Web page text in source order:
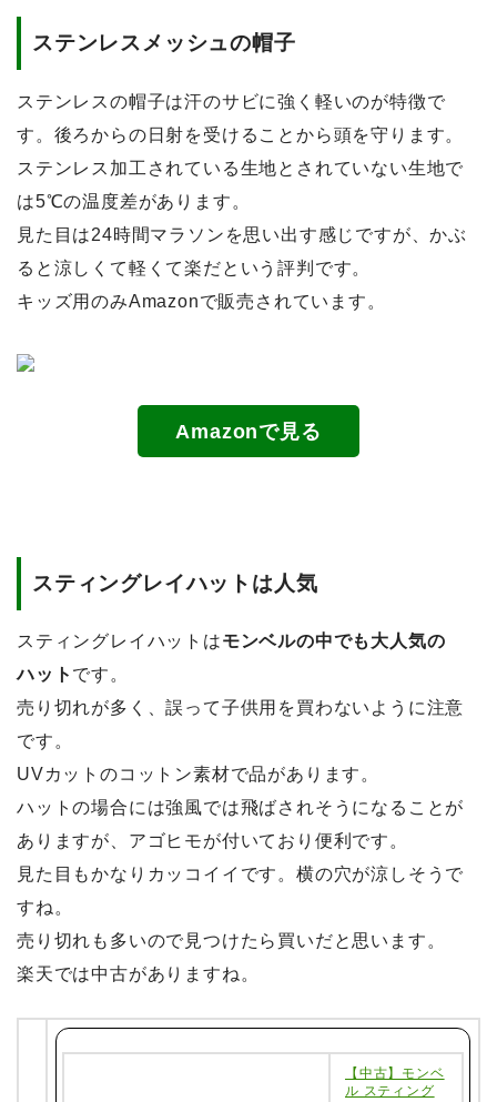
ステンレスメッシュの帽子
ステンレスの帽子は汗のサビに強く軽いのが特徴で
す。後ろからの日射を受けることから頭を守ります。
ステンレス加工されている生地とされていない生地で
は5℃の温度差があります。
見た目は24時間マラソンを思い出す感じですが、かぶ
ると涼しくて軽くて楽だという評判です。
キッズ用のみAmazonで販売されています。
Amazonで見る
スティングレイハットは人気
スティングレイハットはモンベルの中でも大人気の
ハット です。
売り切れが多く、誤って子供用を買わないように注意
です。
UVカットのコットン素材で品があります。
ハットの場合には強風では飛ばされそうになることが
ありますが、アゴヒモが付いており便利です。
見た目もかなりカッコイイです。横の穴が涼しそうで
すね。
売り切れも多いので見つけたら買いだと思います。
楽天では中古がありますね。
【中古】モンベ
ル スティング